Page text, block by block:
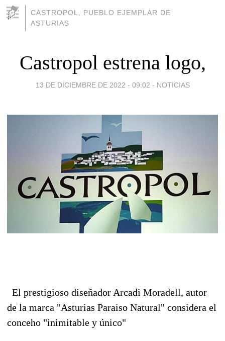
CASTROPOL, PUEBLO EJEMPLAR DE
ASTURIAS
Castropol estrena logo,
13 DE DICIEMBRE DE 2022 - 09:02 - NOTICIAS
El prestigioso diseñador Arcadi Moradell, autor
de la marca "Asturias Paraiso Natural" considera el
conceho "inimitable y único"